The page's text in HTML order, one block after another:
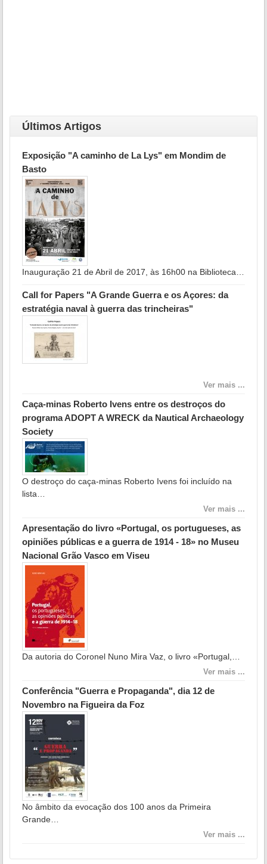
Últimos Artigos
Exposição "A caminho de La Lys" em Mondim de
Basto
Inauguração 21 de Abril de 2017, às 16h00 na Biblioteca…
Call for Papers "A Grande Guerra e os Açores: da
estratégia naval à guerra das trincheiras"
Ver mais ...
Caça-minas Roberto Ivens entre os destroços do
programa ADOPT A WRECK da Nautical Archaeology
Society
O destroço do caça-minas Roberto Ivens foi incluído na
lista…
Ver mais ...
Apresentação do livro «Portugal, os portugueses, as
opiniões públicas e a guerra de 1914 - 18» no Museu
Nacional Grão Vasco em Viseu
Da autoria do Coronel Nuno Mira Vaz, o livro «Portugal,…
Ver mais ...
Conferência "Guerra e Propaganda", dia 12 de
Novembro na Figueira da Foz
No âmbito da evocação dos 100 anos da Primeira
Grande…
Ver mais ...